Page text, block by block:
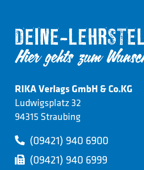
RIKA Verlags GmbH & Co.KG
Ludwigsplatz 32
94315 Straubing
(09421) 940 6900
(09421) 940 6999